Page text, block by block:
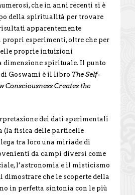
che in anni recenti si è
della spiritualità per trovare
apparentemente
esperimenti, oltre che per
proprie intuizioni
dimensione spirituale. Il punto
Goswami è il libro The Self-
Consciousness Creates the
dei dati sperimentali
(la fisica delle particelle
tra loro una miriade di
da campi diversi come
l’astronomia e il misticismo
dimostrare che le scoperte della
in perfetta sintonia con le più